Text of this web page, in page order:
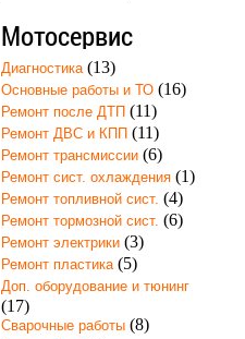
Мотосервис
Диагностика(13)
Основные работы и ТО(16)
Ремонт после ДТП(11)
Ремонт ДВС и КПП(11)
Ремонт трансмиссии(6)
Ремонт сист. охлаждения(1)
Ремонт топливной сист. (4)
Ремонт тормозной сист. (6)
Ремонт электрики(3)
Ремонт пластика(5)
Доп. оборудование и тюнинг
(17)
Сварочные работы(8)